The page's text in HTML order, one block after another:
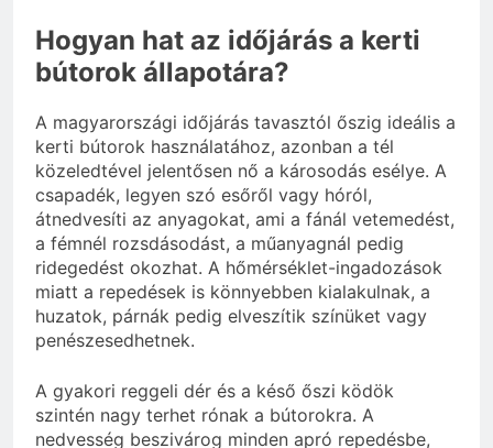
Hogyan hat az időjárás a kerti
bútorok állapotára?
A magyarországi időjárás tavasztól őszig ideális a
kerti bútorok használatához, azonban a tél
közeledtével jelentősen nő a károsodás esélye. A
csapadék, legyen szó esőről vagy hóról,
átnedvesíti az anyagokat, ami a fánál vetemedést,
a fémnél rozsdásodást, a műanyagnál pedig
ridegedést okozhat. A hőmérséklet-ingadozások
miatt a repedések is könnyebben kialakulnak, a
huzatok, párnák pedig elveszítik színüket vagy
penészesedhetnek.
A gyakori reggeli dér és a késő őszi ködök
szintén nagy terhet rónak a bútorokra. A
nedvesség beszivárog minden apró repedésbe,